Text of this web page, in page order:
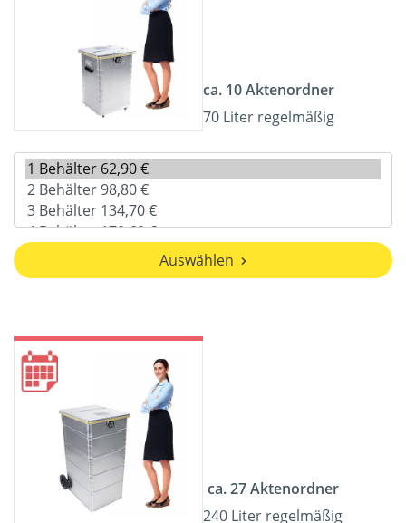
ca. 10 Aktenordner
70 Liter regelmäßig
Auswählen
ca. 27 Aktenordner
240 Liter regelmäßig